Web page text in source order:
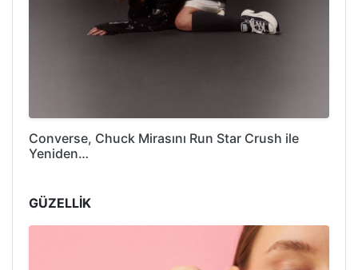
Converse, Chuck Mirasını Run Star Crush ile
Yeniden…
GÜZELLİK